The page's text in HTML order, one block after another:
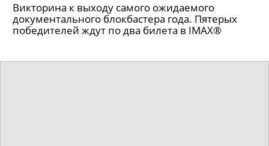
Викторина к выходу самого ожидаемого
документального блокбастера года. Пятерых
победителей ждут по два билета в IMAX®